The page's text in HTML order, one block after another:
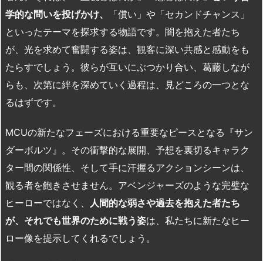
学的な問いを投げかけ、
「償い」や「セカンドチャンス」
といったテーマを探求する物語です。闇を抱えた者たち
が、光を求めて奮闘する姿は、観客に深い共感と感動をも
たらすでしょう。彼らが互いにぶつかり合い、葛藤しなが
らも、次第に絆を深めていく過程は、見どころの一つとな
るはずです。
MCUの新たなフェーズにおける重要なピースとなる『サン
ダーボルツ』。その衝撃的な展開、予想を裏切るキャラク
ター間の関係性、そして手に汗握るアクションシーンは、
観る者を飽きさせません。アベンジャーズのような完璧な
ヒーローではなく、
人間的な弱さや過去を抱えた者たち
が、それでも世界のために戦う姿は、私たちに新たなヒー
ロー像を提示してくれるでしょう。